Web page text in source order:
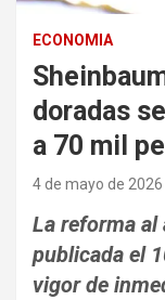
ECONOMIA
doradas
a 70 mil
4 de mayo de 2026
La reforma
publicada el
vigor de